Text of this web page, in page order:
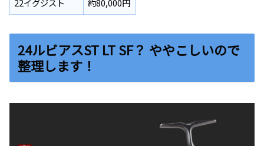
22イグジスト
約80,000円
24ルビアスST LT SF？ ややこしいので
整理します！